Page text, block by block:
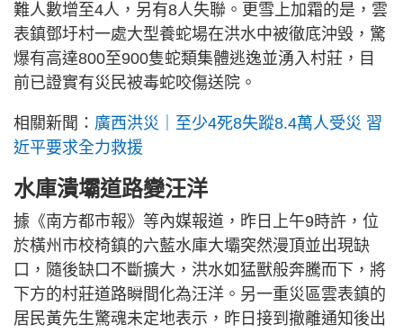
難人數增至4人，另有8人失聯。更雪上加霜的是，雲
表鎮鄧圩村一處大型養蛇場在洪水中被徹底沖毀，驚
爆有高達800至900隻蛇類集體逃逸並湧入村莊，目
前已證實有災民被毒蛇咬傷送院。
相關新聞： 廣西洪災｜至少4死8失蹤8.4萬人受災 習
近平要求全力救援
水庫潰壩道路變汪洋
據《南方都市報》等內媒報道，昨日上午9時許，位
於橫州市校椅鎮的六藍水庫大壩突然漫頂並出現缺
口，隨後缺口不斷擴大，洪水如猛獸般奔騰而下，將
下方的村莊道路瞬間化為汪洋。另一重災區雲表鎮的
居民黃先生驚魂未定地表示，昨日接到撤離通知後出